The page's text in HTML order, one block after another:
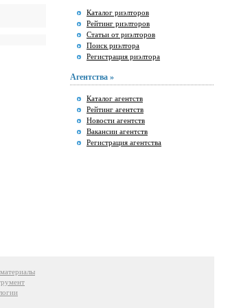
Каталог риэлторов
Рейтинг риэлторов
Статьи от риэлторов
Поиск риэлтора
Регистрация риэлтора
Агентства »
Каталог агентств
Рейтинг агентств
Новости агентств
Вакансии агентств
Регистрация агентства